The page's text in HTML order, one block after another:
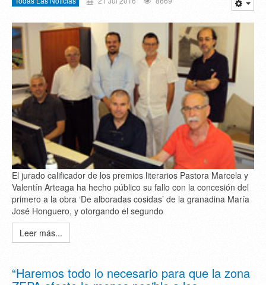
El jurado calificador de los premios literarios Pastora Marcela y
Valentín Arteaga ha hecho público su fallo con la concesión del
primero a la obra ‘De alboradas cosidas’ de la granadina María
José Honguero, y otorgando el segundo
Leer más...
“Haremos todo lo necesario para que la zona